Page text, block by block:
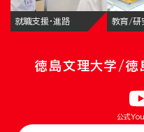
就職支援・進路 教育/研
徳島文理大学/徳
公式